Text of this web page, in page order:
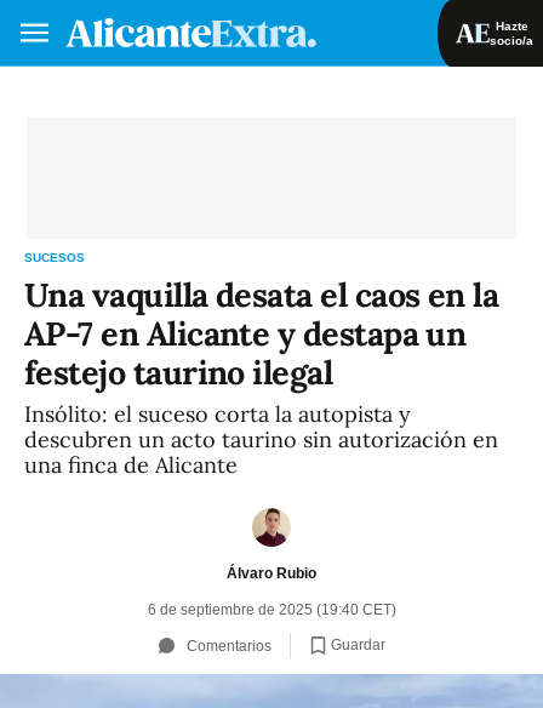
Hazte
socio/a
SUCESOS
Una vaquilla desata el caos en la
AP-7 en Alicante y destapa un
festejo taurino ilegal
Insólito: el suceso corta la autopista y
descubren un acto taurino sin autorización en
una finca de Alicante
Álvaro Rubio
6 de septiembre de 2025 (19:40 CET)
Comentarios Guardar